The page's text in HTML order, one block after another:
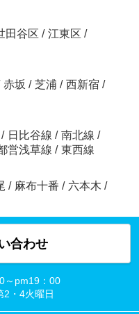
田谷区 / 江東区 /
赤坂 / 芝浦 / 西新宿 /
/ 日比谷線 / 南北線 /
営浅草線 / 東西線
/ 麻布十番 / 六本木 /
合わせ
～pm19：00
2・4火曜日